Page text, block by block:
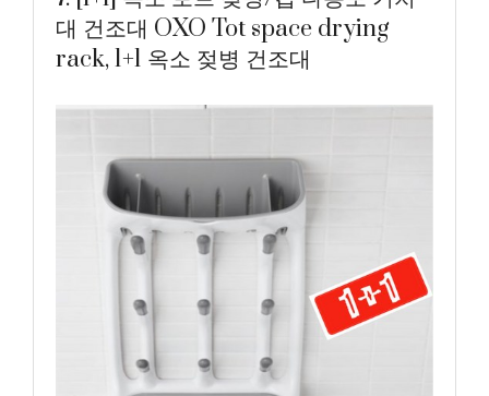
대 건조대 OXO Tot space drying
rack, 1+1 옥소 젖병 건조대